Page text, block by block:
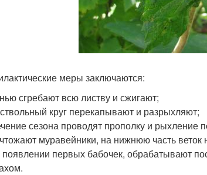
меры заключаются:
сгребают всю листву и сжигают;
круг перекапывают и разрыхляют;
сезона проводят прополку и рыхление
муравейники, на нижнюю часть веток
появлении первых бабочек, обрабатывают